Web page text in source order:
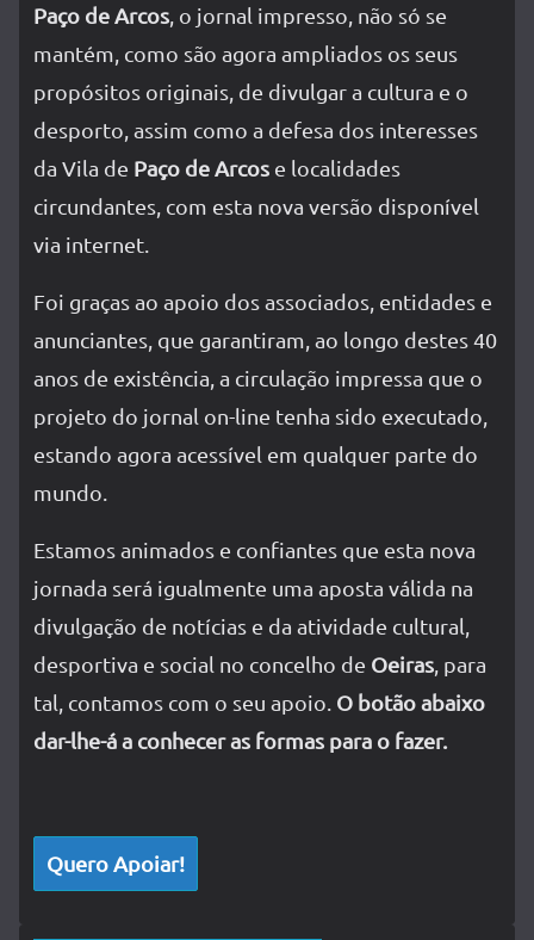
Paço de Arcos , o jornal impresso, não só se
mantém, como são agora ampliados os seus
propósitos originais, de divulgar a cultura e o
desporto, assim como a defesa dos interesses
da Vila de Paço de Arcos e localidades
circundantes, com esta nova versão disponível
via internet.
Foi graças ao apoio dos associados, entidades e
anunciantes, que garantiram, ao longo destes 40
anos de existência, a circulação impressa que o
projeto do jornal on-line tenha sido executado,
estando agora acessível em qualquer parte do
mundo.
Estamos animados e confiantes que esta nova
jornada será igualmente uma aposta válida na
divulgação de notícias e da atividade cultural,
desportiva e social no concelho de Oeiras , para
tal, contamos com o seu apoio. O botão abaixo
dar-lhe-á a conhecer as formas para o fazer.
Quero Apoiar!